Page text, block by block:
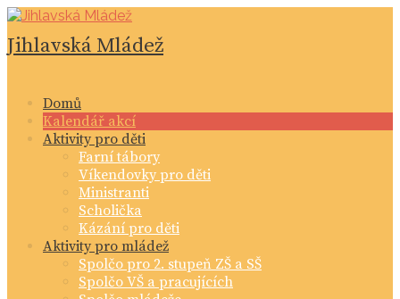
Skip
content
Jihlavská Mládež
Domů
Kalendář akcí
Aktivity pro děti
Farní tábory
Víkendovky pro děti
Ministranti
Scholička
Kázání pro děti
Aktivity pro mládež
Spolčo pro 2. stupeň ZŠ a SŠ
Spolčo VŠ a pracujících